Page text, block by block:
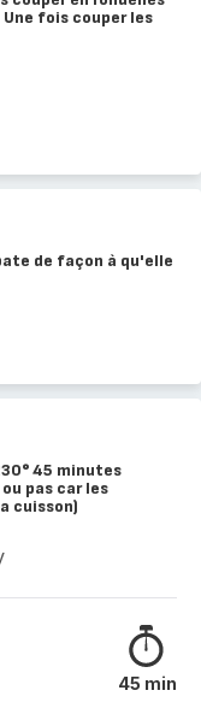
fois couper les
de façon à qu'elle
45 minutes
pas car les
cuisson)
45 min